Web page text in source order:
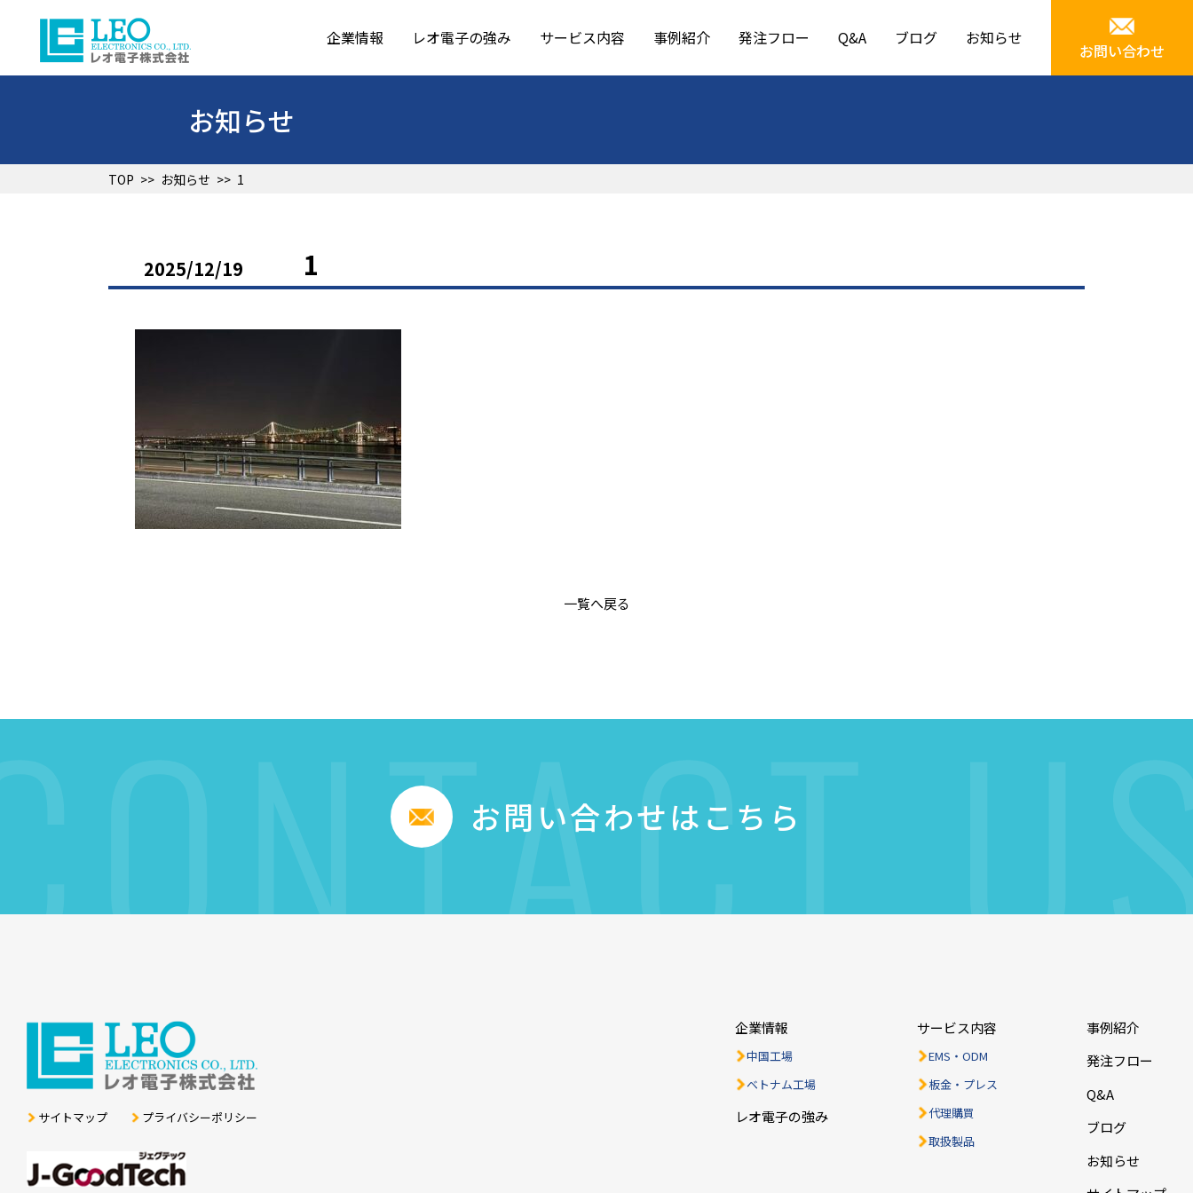
企業情報 レオ電子の強み サービス内容 事例紹介 発注フロー Q&A ブログ お知らせ
お問い合わせ
お知らせ
TOP >> お知らせ >> 1
2025/12/19 1
一覧へ戻る
お問い合わせはこちら
サイトマップ プライバシーポリシー
企業情報
中国工場
ベトナム工場
レオ電子の強み
サービス内容
EMS・ODM
板金・プレス
代理購買
取扱製品
事例紹介
発注フロー
Q&A
ブログ
お知らせ